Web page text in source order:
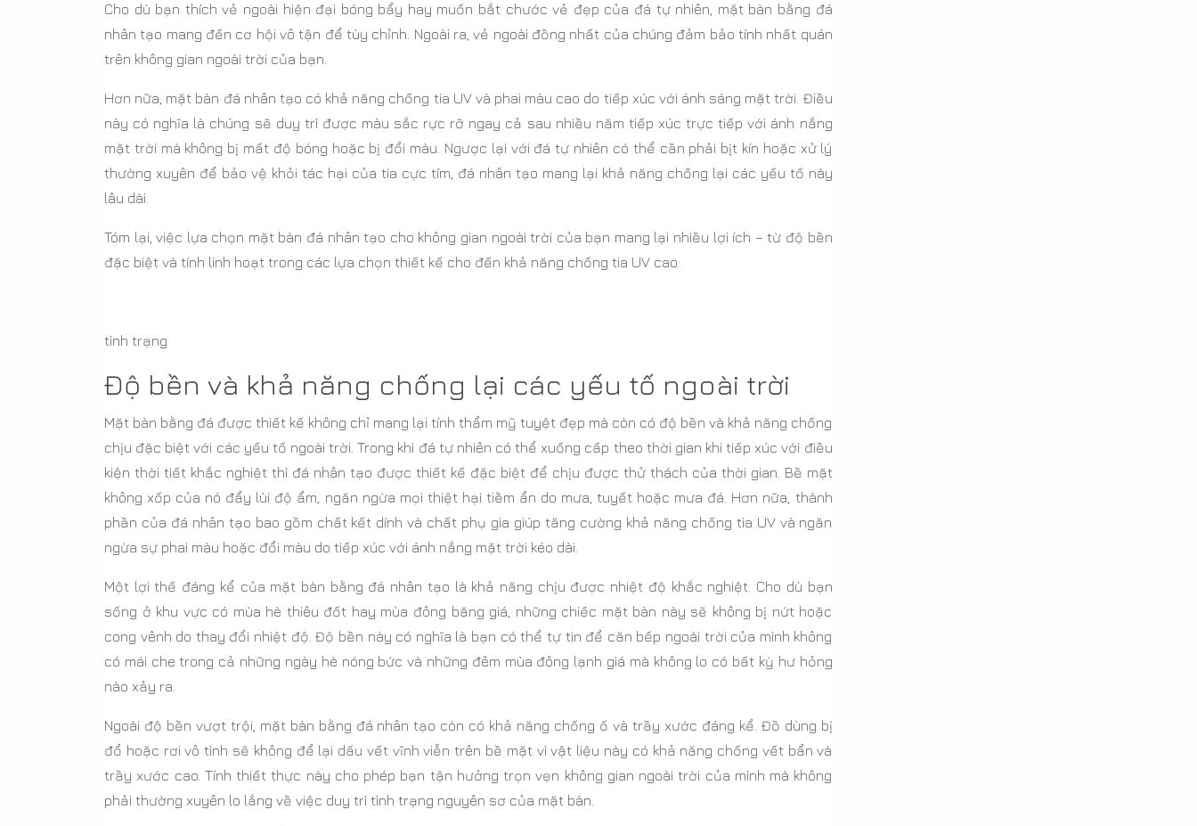
Cho dù bạn thích vẻ ngoài hiện đại bóng bẩy hay muốn bắt chước vẻ đẹp của đá tự nhiên, mặt bàn bằng đá
nhân tạo mang đến cơ hội vô tận để tùy chỉnh. Ngoài ra, vẻ ngoài đồng nhất của chúng đảm bảo tính nhất quán
trên không gian ngoài trời của bạn.
Hơn nữa, mặt bàn đá nhân tạo có khả năng chống tia UV và phai màu cao do tiếp xúc với ánh sáng mặt trời. Điều
này có nghĩa là chúng sẽ duy trì được màu sắc rực rỡ ngay cả sau nhiều năm tiếp xúc trực tiếp với ánh nắng
mặt trời mà không bị mất độ bóng hoặc bị đổi màu. Ngược lại với đá tự nhiên có thể cần phải bịt kín hoặc xử lý
thường xuyên để bảo vệ khỏi tác hại của tia cực tím, đá nhân tạo mang lại khả năng chống lại các yếu tố này
lâu dài.
Tóm lại, việc lựa chọn mặt bàn đá nhân tạo cho không gian ngoài trời của bạn mang lại nhiều lợi ích – từ độ bền
đặc biệt và tính linh hoạt trong các lựa chọn thiết kế cho đến khả năng chống tia UV cao.
tình trạng
Độ bền và khả năng chống lại các yếu tố ngoài trời
Mặt bàn bằng đá được thiết kế không chỉ mang lại tính thẩm mỹ tuyệt đẹp mà còn có độ bền và khả năng chống
chịu đặc biệt với các yếu tố ngoài trời. Trong khi đá tự nhiên có thể xuống cấp theo thời gian khi tiếp xúc với điều
kiện thời tiết khắc nghiệt thì đá nhân tạo được thiết kế đặc biệt để chịu được thử thách của thời gian. Bề mặt
không xốp của nó đẩy lùi độ ẩm, ngăn ngừa mọi thiệt hại tiềm ẩn do mưa, tuyết hoặc mưa đá. Hơn nữa, thành
phần của đá nhân tạo bao gồm chất kết dính và chất phụ gia giúp tăng cường khả năng chống tia UV và ngăn
ngừa sự phai màu hoặc đổi màu do tiếp xúc với ánh nắng mặt trời kéo dài.
Một lợi thế đáng kể của mặt bàn bằng đá nhân tạo là khả năng chịu được nhiệt độ khắc nghiệt. Cho dù bạn
sống ở khu vực có mùa hè thiêu đốt hay mùa đông băng giá, những chiếc mặt bàn này sẽ không bị nứt hoặc
cong vênh do thay đổi nhiệt độ. Độ bền này có nghĩa là bạn có thể tự tin để căn bếp ngoài trời của mình không
có mái che trong cả những ngày hè nóng bức và những đêm mùa đông lạnh giá mà không lo có bất kỳ hư hỏng
nào xảy ra.
Ngoài độ bền vượt trội, mặt bàn bằng đá nhân tạo còn có khả năng chống ố và trầy xước đáng kể. Đồ dùng bị
đổ hoặc rơi vô tình sẽ không để lại dấu vết vĩnh viễn trên bề mặt vì vật liệu này có khả năng chống vết bẩn và
trầy xước cao. Tính thiết thực này cho phép bạn tận hưởng trọn vẹn không gian ngoài trời của mình mà không
phải thường xuyên lo lắng về việc duy trì tình trạng nguyên sơ của mặt bàn.